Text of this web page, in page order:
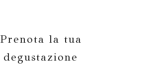
Prenota la tua
degustazione